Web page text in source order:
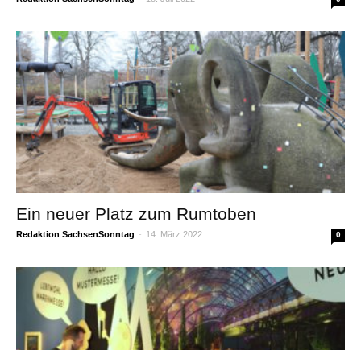
Ein neuer Platz zum Rumtoben
Redaktion SachsenSonntag - 14. März 2022 0